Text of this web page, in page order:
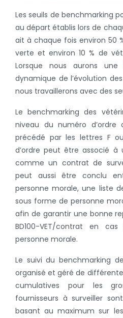
Les seuils de benchmarking
au départ établis lors de
ait à chaque fois environ 50
verte et environ 10 % de
Lorsque nous aurons
dynamique de l’évolution
nous travaillerons avec des
Le benchmarking des
niveau du numéro d’ordre
précédé par les lettres F
d’ordre peut être associé
comme un contrat de
peut aussi être conclu
personne morale, une liste
sous forme de personne
afin de garantir une bonne
BD100-VET/contrat en
personne morale.
Le suivi du benchmarking
organisé et géré de
cumulatives pour les
fournisseurs à surveiller
basant au maximum sur